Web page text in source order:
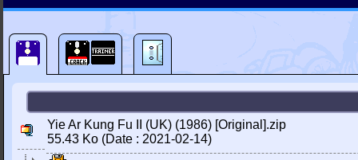
Yie Ar Kung Fu II (UK) (1986) [Original].zip
55.43 Ko (Date : 2021-02-14)